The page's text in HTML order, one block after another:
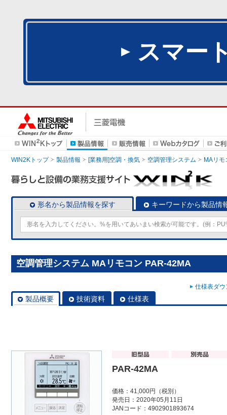
スマー
WIN2Kトップ 製品情報 [業務用]空調・換気 空調管理システム MAリモ
形名から製品情報を探す キーワードから製品情
空調管理システム MAリモコン PAR-42MA
仕様表ダ
製品概要 技術資料 仕様表
PAR-42MA
価格：41,000円（税別）
発売日：2020年05月11日
JANコード：4902901893674